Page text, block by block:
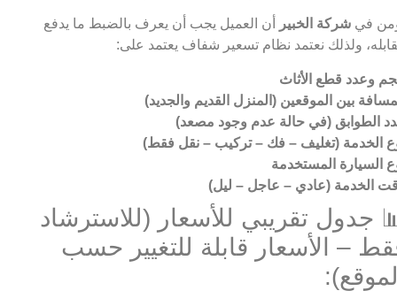
في شركة الخبير
أن العميل يجب أن يعرف بالضبط ما يدفع
ولذلك نعتمد نظام تسعير شفاف يعتمد على:
وعدد قطع الأثاث
بين الموقعين (المنزل القديم والجديد)
الطوابق (في حالة عدم وجود مصعد)
الخدمة (تغليف – فك – تركيب – نقل فقط)
السيارة المستخدمة
الخدمة (عادي – عاجل – ليل)
جدول تقريبي للأسعار (للاسترشاد
– الأسعار قابلة للتغيير حسب